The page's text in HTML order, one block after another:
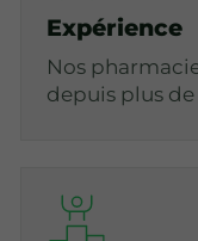
Expérience
Nos
depuis plus de